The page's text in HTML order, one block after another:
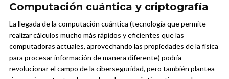
Computación cuántica y criptografía
La llegada de la computación cuántica (tecnología que permite
realizar cálculos mucho más rápidos y eficientes que las
computadoras actuales, aprovechando las propiedades de la física
para procesar información de manera diferente) podría
revolucionar el campo de la ciberseguridad, pero también plantea